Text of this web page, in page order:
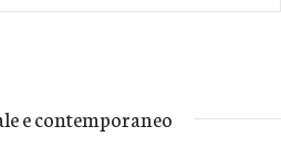
e contemporaneo